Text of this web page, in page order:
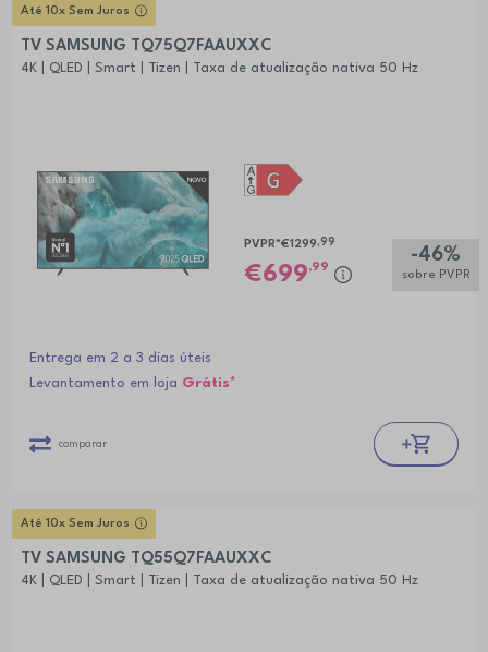
Até 10x Sem Juros
TV SAMSUNG TQ75Q7FAAUXXC
4K | QLED | Smart | Tizen | Taxa de atualização nativa 50 Hz
-46%
sobre PVPR
PVPR*€1299 ,99
699,99
Entrega em 2 a 3 dias úteis
Levantamento em loja Grátis*
comparar
Até 10x Sem Juros
TV SAMSUNG TQ55Q7FAAUXXC
4K | QLED | Smart | Tizen | Taxa de atualização nativa 50 Hz